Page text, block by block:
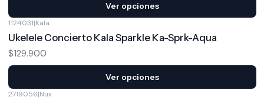
Ver opciones
1124031|Kala
Ukelele Concierto Kala Sparkle Ka-Sprk-Aqua
$129.900
Ver opciones
2719056|Nux